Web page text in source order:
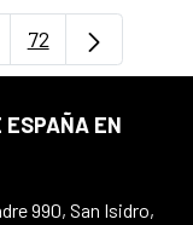
Pages
Page
72
ESPAÑA EN
990, San Isidro,